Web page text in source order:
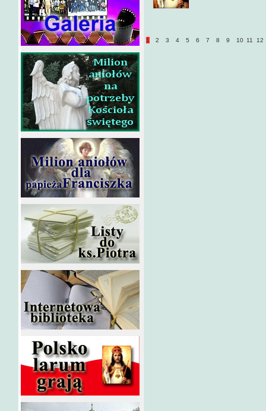
1 2 3 4 5 6 7 8 9 10 11 12